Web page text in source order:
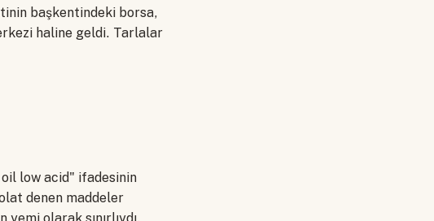
başkentindeki borsa,
haline geldi. Tarlalar
oil low acid" ifadesinin
denen maddeler